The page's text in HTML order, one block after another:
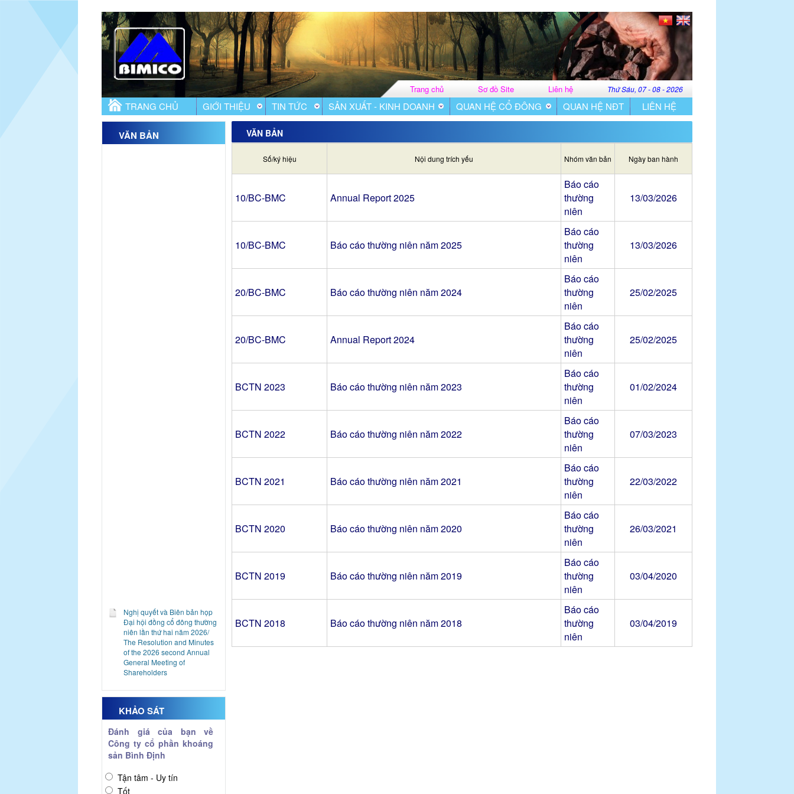
Trang chủ Sơ đồ Site Liên hệ Thứ Sáu, 07 - 08 - 2026
TRANG CHỦ GIỚI THIỆU TIN TỨC SẢN XUẤT - KINH DOANH QUAN HỆ CỔ ĐÔNG QUAN HỆ NĐT LIÊN HỆ
VĂN BẢN
Đại hội đồng cổ đông thường
niên lần thứ hai năm 2026/
The Resolution and Minutes
of the 2026 second Annual
General Meeting of
Shareholders
Báo cáo tình hình quản trị
2026/ Report on Corporate
Governance the first half of
2026
Báo cáo tài chính quý 2 năm
2026
Financial Statements for the
2nd Quarter of 2026
kinh doanh Quý 2 năm 2026/
The explanatory document
KHẢO SÁT
Đánh giá của bạn về
Công ty cổ phần khoáng
sản Bình Định
Tận tâm - Uy tín
Tốt
VĂN BẢN
Số/ký hiệu Nội dung trích yếu Nhóm văn bản Ngày ban hành
10/BC-BMC Annual Report 2025
Báo cáo
thường
niên
13/03/2026
10/BC-BMC Báo cáo thường niên năm 2025
Báo cáo
thường
niên
13/03/2026
20/BC-BMC Báo cáo thường niên năm 2024
Báo cáo
thường
niên
25/02/2025
20/BC-BMC Annual Report 2024
Báo cáo
thường
niên
25/02/2025
BCTN 2023 Báo cáo thường niên năm 2023
Báo cáo
thường
niên
01/02/2024
BCTN 2022 Báo cáo thường niên năm 2022
Báo cáo
thường
niên
07/03/2023
BCTN 2021 Báo cáo thường niên năm 2021
Báo cáo
thường
niên
22/03/2022
BCTN 2020 Báo cáo thường niên năm 2020
Báo cáo
thường
niên
26/03/2021
BCTN 2019 Báo cáo thường niên năm 2019
Báo cáo
thường
niên
03/04/2020
BCTN 2018 Báo cáo thường niên năm 2018
Báo cáo
thường
niên
03/04/2019